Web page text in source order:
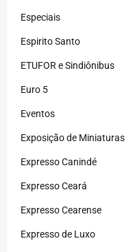
Especiais
Espirito Santo
ETUFOR e Sindiônibus
Euro 5
Eventos
Exposição de Miniaturas
Expresso Canindé
Expresso Ceará
Expresso Cearense
Expresso de Luxo